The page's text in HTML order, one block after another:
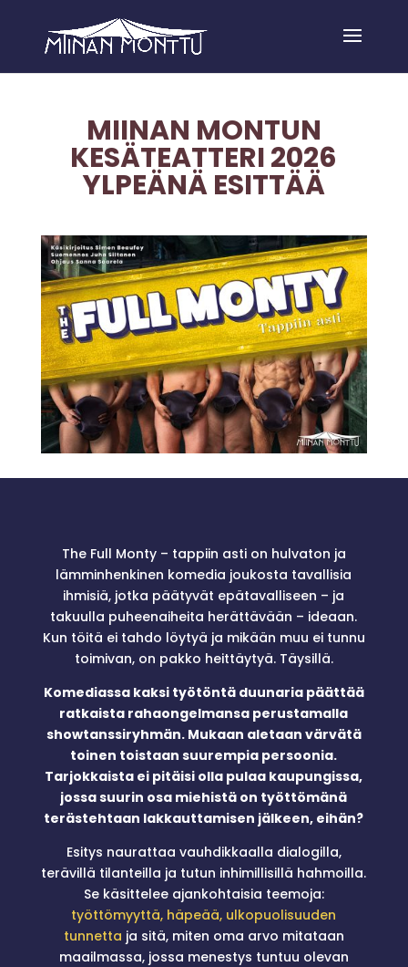
MIINAN MONTUN
KESÄTEATTERI 2026
YLPEÄNÄ ESITTÄÄ
The Full Monty – tappiin asti on hulvaton ja
lämminhenkinen komedia joukosta tavallisia
ihmisiä, jotka päätyvät epätavalliseen – ja
takuulla puheenaiheita herättävään – ideaan.
Kun töitä ei tahdo löytyä ja mikään muu ei tunnu
toimivan, on pakko heittäytyä. Täysillä.
Komediassa kaksi työtöntä duunaria päättää
ratkaista rahaongelmansa perustamalla
showtanssiryhmän. Mukaan aletaan värvätä
toinen toistaan suurempia persoonia.
Tarjokkaista ei pitäisi olla pulaa kaupungissa,
jossa suurin osa miehistä on työttömänä
terästehtaan lakkauttamisen jälkeen, eihän?
Esitys naurattaa vauhdikkaalla dialogilla,
terävillä tilanteilla ja tutun inhimillisillä hahmoilla.
Se käsittelee ajankohtaisia teemoja:
työttömyyttä, häpeää, ulkopuolisuuden
tunnetta ja sitä, miten oma arvo mitataan
maailmassa, jossa menestys tuntuu olevan